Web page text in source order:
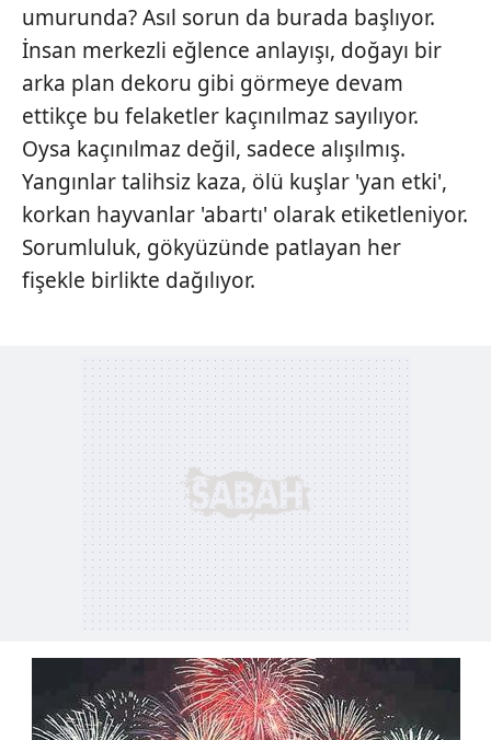
umurunda? Asıl sorun da burada başlıyor.
İnsan merkezli eğlence anlayışı, doğayı bir
arka plan dekoru gibi görmeye devam
ettikçe bu felaketler kaçınılmaz sayılıyor.
Oysa kaçınılmaz değil, sadece alışılmış.
Yangınlar talihsiz kaza, ölü kuşlar 'yan etki',
korkan hayvanlar 'abartı' olarak etiketleniyor.
Sorumluluk, gökyüzünde patlayan her
fişekle birlikte dağılıyor.